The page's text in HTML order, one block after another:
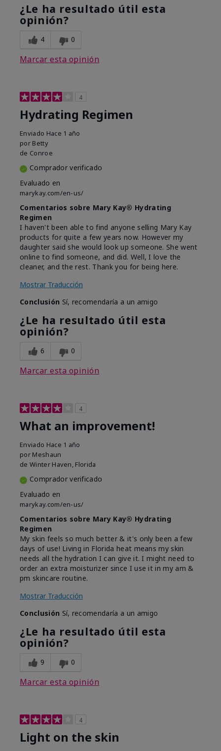
¿Le ha resultado útil esta
opinión?
4 0
Marcar esta opinión
4
Hydrating Regimen
Enviado Hace 1 año
por Betty
de Conroe
Comprador verificado
Evaluado en
marykay.com/en-us/
Comentarios sobre Mary Kay® Hydrating
Regimen
I haven't been able to find anyone selling Mary Kay
products for quite a few years now. However my
daughter said she would look up someone. She went
online to find someone, and did. Well, I love the
cleaner, and the rest. Thank you for being here.
Mostrar Traducción
Conclusión Sí, recomendaría a un amigo
¿Le ha resultado útil esta
opinión?
6 0
Marcar esta opinión
4
What an improvement!
Enviado Hace 1 año
por Meshaun
de Winter Haven, Florida
Comprador verificado
Evaluado en
marykay.com/en-us/
Comentarios sobre Mary Kay® Hydrating
Regimen
My skin feels so much better & it's only been a few
days of use! Living in Florida heat means my skin
needs all the hydration I can give it. I might need to
order an extra moisturizer since I use it in my am &
pm skincare routine.
Mostrar Traducción
Conclusión Sí, recomendaría a un amigo
¿Le ha resultado útil esta
opinión?
9 0
Marcar esta opinión
4
Light on the skin